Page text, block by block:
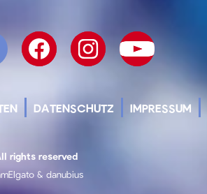
DATENSCHUTZ IMPRESSUM
rights reserved
& danubius